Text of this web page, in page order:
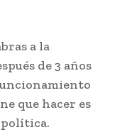
a la
de 3 años
que hacer es